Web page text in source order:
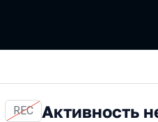
REC Активность